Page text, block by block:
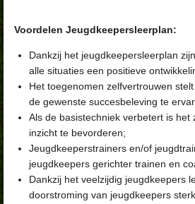
Voordelen Jeugdkeepersleerplan:
Dankzij het jeugdkeepersleerplan
alle situaties een positieve
Het toegenomen zelfvertrouwen
de gewenste succesbeleving te
Als de basistechniek verbetert is het
inzicht te bevorderen;
Jeugdkeeperstrainers en/of
jeugdkeepers gerichter trainen en
Dankzij het veelzijdig jeugdkeepers
doorstroming van jeugdkeepers